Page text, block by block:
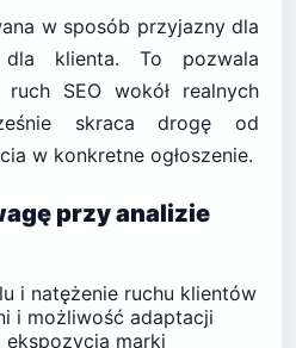
w sposób przyjazny dla
klienta. To pozwala
SEO wokół realnych
skraca drogę od
w konkretne ogłoszenie.
przy analizie
i natężenie ruchu klientów
i możliwość adaptacji
marki